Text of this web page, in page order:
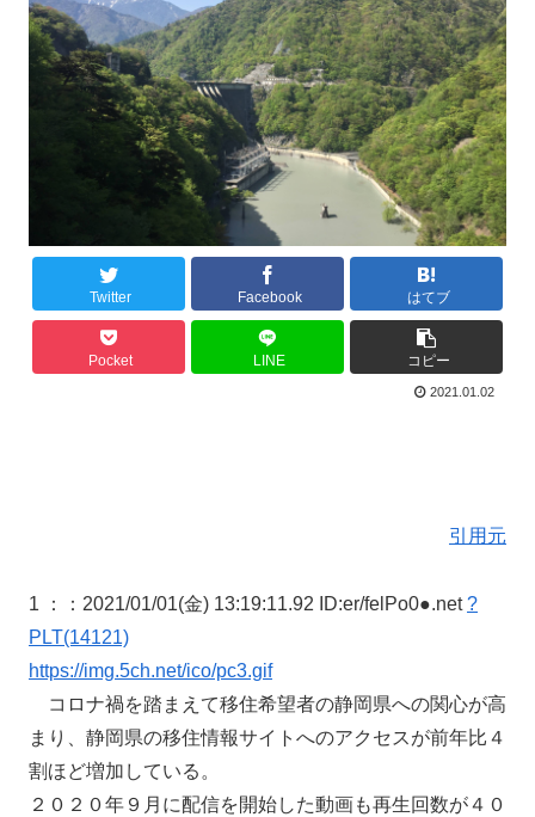
Twitter Facebook はてブ
Pocket LINE コピー
2021.01.02
引用元
1 ： ：2021/01/01(金) 13:19:11.92 ID:er/felPo0●.net?
PLT(14121)
https://img.5ch.net/ico/pc3.gif
コロナ禍を踏まえて移住希望者の静岡県への関心が高
まり、静岡県の移住情報サイトへのアクセスが前年比４
割ほど増加している。
２０２０年９月に配信を開始した動画も再生回数が４０